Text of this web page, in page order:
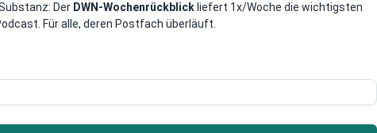
verhängt.
Der DWN-Wochenrückblick liefert 1x/Woche die wichtigsten
Für alle, deren Postfach überläuft.